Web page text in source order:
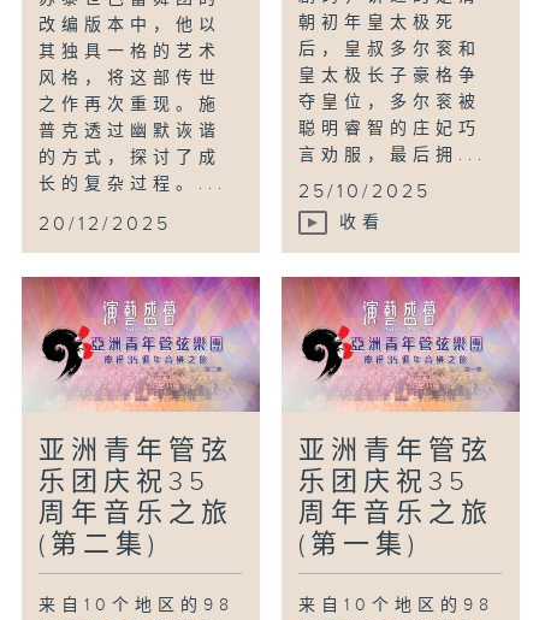
改编版本中，他以
其独具一格的艺术
风格，将这部传世
之作再次重现。施
普克透过幽默诙谐
的方式，探讨了成
长的复杂过程。...
20/12/2025
朝初年皇太极死
后，皇叔多尔衮和
皇太极长子豪格争
夺皇位，多尔衮被
聪明睿智的庄妃巧
言劝服，最后拥...
25/10/2025
收看
亚洲青年管弦
乐团庆祝35
周年音乐之旅
(第二集)
来自10个地区的98
亚洲青年管弦
乐团庆祝35
周年音乐之旅
(第一集)
来自10个地区的98